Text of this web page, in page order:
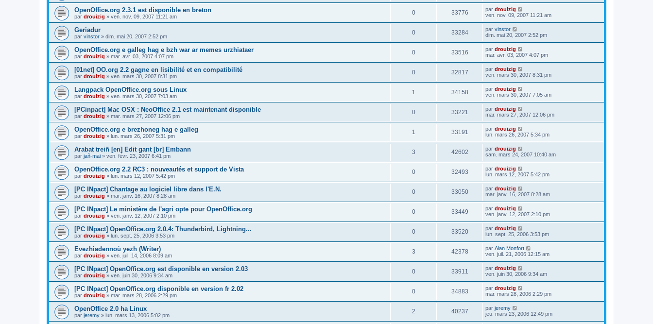
OpenOffice.org 2.3.1 est disponible en breton
par drouizig » ven. nov. 09, 2007 11:21 am
0 33776 par drouizig
ven. nov. 09, 2007 11:21 am
Geriadur
par vinstor » dim. mai 20, 2007 2:52 pm
0 33284 par vinstor
dim. mai 20, 2007 2:52 pm
OpenOffice.org e galleg hag e bzh war ar memes urzhiataer
par drouizig » mar. avr. 03, 2007 4:07 pm
0 33516 par drouizig
mar. avr. 03, 2007 4:07 pm
[01net] OO.org 2.2 gagne en lisibilité et en compatibilité
par drouizig » ven. mars 30, 2007 8:31 pm
0 32817 par drouizig
ven. mars 30, 2007 8:31 pm
Langpack OpenOffice.org sous Linux
par drouizig » ven. mars 30, 2007 7:03 am
1 34158 par drouizig
ven. mars 30, 2007 7:05 am
[PCinpact] Mac OSX : NeoOffice 2.1 est maintenant disponible
par drouizig » mar. mars 27, 2007 12:06 pm
0 33221 par drouizig
mar. mars 27, 2007 12:06 pm
OpenOffice.org e brezhoneg hag e galleg
par drouizig » lun. mars 26, 2007 5:31 pm
1 33191 par drouizig
lun. mars 26, 2007 5:34 pm
Arabat treiñ [en] Edit gant [br] Embann
par jañ-mai » ven. févr. 23, 2007 6:41 pm
3 42602 par drouizig
sam. mars 24, 2007 10:40 am
OpenOffice.org 2.2 RC3 : nouveautés et support de Vista
par drouizig » lun. mars 12, 2007 5:42 pm
0 32493 par drouizig
lun. mars 12, 2007 5:42 pm
[PC INpact] Chantage au logiciel libre dans l'E.N.
par drouizig » mar. janv. 16, 2007 8:28 am
0 33050 par drouizig
mar. janv. 16, 2007 8:28 am
[PC INpact] Le ministère de l'agri opte pour OpenOffice.org
par drouizig » ven. janv. 12, 2007 2:10 pm
0 33449 par drouizig
ven. janv. 12, 2007 2:10 pm
[PC INpact] OpenOffice.org 2.0.4: Thunderbird, Lightning...
par drouizig » lun. sept. 25, 2006 3:53 pm
0 33520 par drouizig
lun. sept. 25, 2006 3:53 pm
Evezhiadennoù yezh (Writer)
par drouizig » ven. juil. 14, 2006 8:09 am
3 42378 par Alan Monfort
ven. juil. 21, 2006 12:15 am
[PC INpact] OpenOffice.org est disponible en version 2.03
par drouizig » ven. juin 30, 2006 9:34 am
0 33911 par drouizig
ven. juin 30, 2006 9:34 am
[PC INpact] OpenOffice.org disponible en version fr 2.02
par drouizig » mar. mars 28, 2006 2:29 pm
0 34883 par drouizig
mar. mars 28, 2006 2:29 pm
OpenOffice 2.0 ha Linux
par jeremy » lun. mars 13, 2006 5:02 pm
2 40237 par jeremy
jeu. mars 23, 2006 12:49 pm